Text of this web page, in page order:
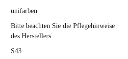
unifarben
Bitte beachten Sie die Pflegehinweise
des Herstellers.
S43